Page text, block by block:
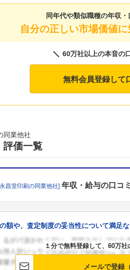
同年代や類似職種の年収
自分の正しい市場価値
60万社以上の本音の
無料会員登録して
同業他社
評価一覧
昌堂印刷の同業他社] 年収・給与の口コミ
額や、査定制度の妥当性について満足
１分で無料登録して、60万社
メールで登録